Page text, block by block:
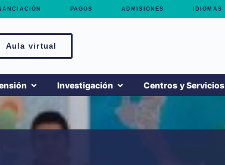
PAGOS ADMISIONES IDIOMAS
Aula virtual
Investigación Centros y Servicios